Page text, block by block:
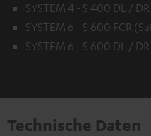
SYSTEM 4 - S 400 DL /
SYSTEM 6 - S 600 FCR
SYSTEM 6 - S 600 DL /
Technische Daten